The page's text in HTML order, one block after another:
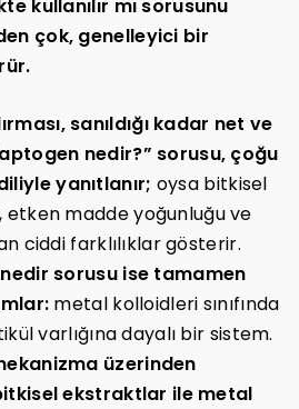
kullanılır mı sorusunu
çok, genelleyici bir
sanıldığı kadar net ve
nedir?” sorusu, çoğu
yanıtlanır; oysa bitkisel
madde yoğunluğu ve
ciddi farklılıklar gösterir.
sorusu ise tamamen
metal kolloidleri sınıfında
varlığına dayalı bir sistem.
üzerinden
ekstraktlar ile metal